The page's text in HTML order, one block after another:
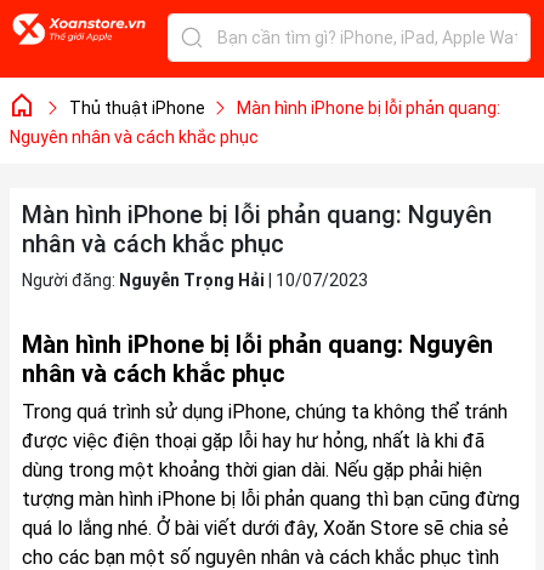
Thủ thuật iPhone
Màn hình iPhone bị lỗi phản quang:
Nguyên nhân và cách khắc phục
Màn hình iPhone bị lỗi phản quang: Nguyên
nhân và cách khắc phục
Người đăng: Nguyễn Trọng Hải 10/07/2023
Màn hình iPhone bị lỗi phản quang: Nguyên
nhân và cách khắc phục
Trong quá trình sử dụng iPhone, chúng ta không thể tránh
được việc điện thoại gặp lỗi hay hư hỏng, nhất là khi đã
dùng trong một khoảng thời gian dài. Nếu gặp phải hiện
tượng màn hình iPhone bị lỗi phản quang thì bạn cũng đừng
quá lo lắng nhé. Ở bài viết dưới đây, Xoăn Store sẽ chia sẻ
cho các bạn một số nguyên nhân và cách khắc phục tình